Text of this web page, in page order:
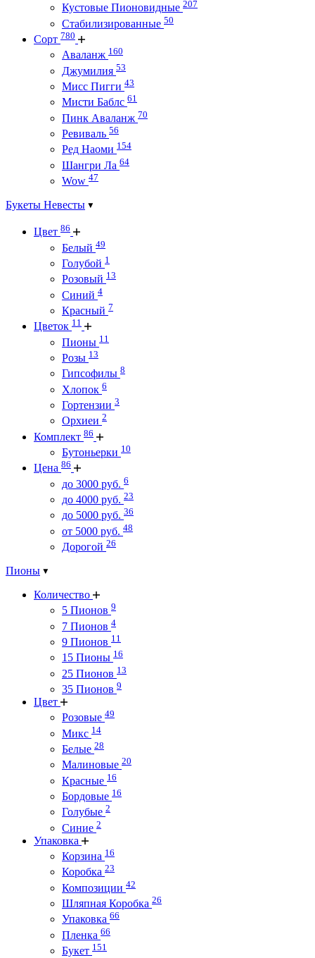
Кустовые Пионовидные 207
Стабилизированные 50
Сорт 780
Аваланж 160
Джумилия 53
Мисс Пигги 43
Мисти Баблс 61
Пинк Аваланж 70
Ревиваль 56
Ред Наоми 154
Шангри Ла 64
Wow 47
Букеты Невесты
Цвет 86
Белый 49
Голубой 1
Розовый 13
Синий 4
Красный 7
Цветок 11
Пионы 11
Розы 13
Гипсофилы 8
Хлопок 6
Гортензии 3
Орхиеи 2
Комплект 86
Бутоньерки 10
Цена 86
до 3000 руб. 6
до 4000 руб. 23
до 5000 руб. 36
от 5000 руб. 48
Дорогой 26
Пионы
Количество
5 Пионов 9
7 Пионов 4
9 Пионов 11
15 Пионы 16
25 Пионов 13
35 Пионов 9
Цвет
Розовые 49
Микс 14
Белые 28
Малиновые 20
Красные 16
Бордовые 16
Голубые 2
Синие 2
Упаковка
Корзина 16
Коробка 23
Композиции 42
Шляпная Коробка 26
Упаковка 66
Пленка 66
Букет 151